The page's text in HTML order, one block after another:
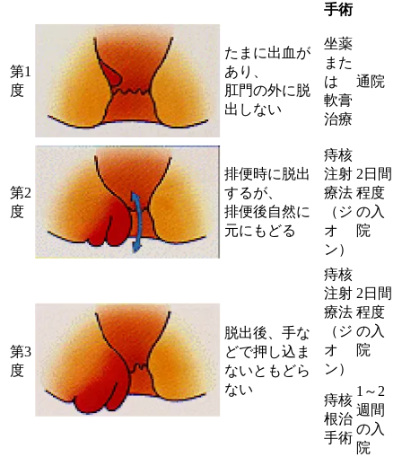
手術
第1
度
たまに出血が
あり、
肛門の外に脱
出しない
坐薬
また
は
軟膏
治療
通院
第2
度
排便時に脱出
するが、
排便後自然に
元にもどる
痔核
注射
療法
（ジ
オ
ン）
2日間
程度
の入
院
第3
度
脱出後、手な
どで押し込ま
ないともどら
ない
痔核
注射
療法
（ジ
オ
ン）
2日間
程度
の入
院
痔核
根治
手術
1～2
週間
の入
院